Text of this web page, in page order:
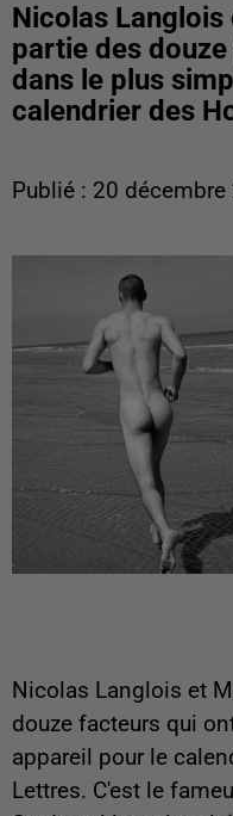
Nicolas
partie des
dans le plus
calendrier des
Publié : 20
Nicolas Langlois et
douze facteurs qui
appareil pour le
Lettres. C'est le